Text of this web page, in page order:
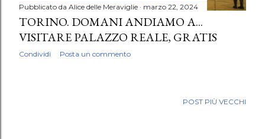
Pubblicato da Alice delle Meraviglie marzo 22, 2024
TORINO. DOMANI ANDIAMO A...
VISITARE PALAZZO REALE, GRATIS
Condividi Posta un commento
POST PIÙ VECCHI